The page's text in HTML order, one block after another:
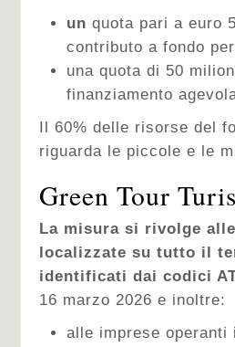
un quota pari a euro
contributo a fondo
una quota di 50
finanziamento
Il 60% delle risorse del
riguarda le piccole e le
Green Tour
La misura si rivolge
localizzate su tutto il
identificati dai codici
16 marzo 2026 e inoltre:
alle imprese